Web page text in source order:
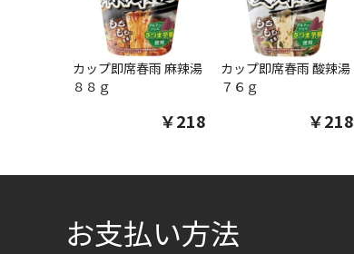
カップ即席春雨 麻辣湯
８８ｇ
￥218
カップ即席春雨 酸辣湯
７６ｇ
￥218
お支払い方法